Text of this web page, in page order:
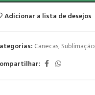
Adicionar a lista de desejos
Canecas,Sublimação